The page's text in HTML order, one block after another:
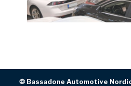
Bassadone Automotive